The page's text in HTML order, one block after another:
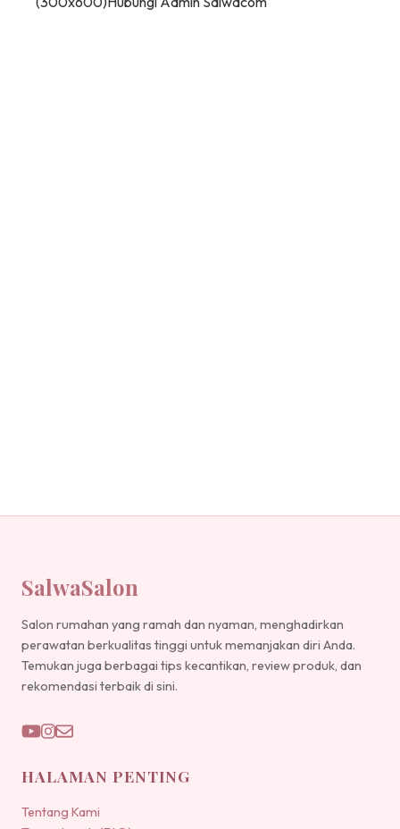
SalwaSalon
Salon rumahan yang ramah dan nyaman, menghadirkan
perawatan berkualitas tinggi untuk memanjakan diri Anda.
Temukan juga berbagai tips kecantikan, review produk, dan
rekomendasi terbaik di sini.
HALAMAN PENTING
Tentang Kami